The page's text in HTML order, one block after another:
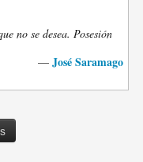
no se desea. Posesión
— José Saramago